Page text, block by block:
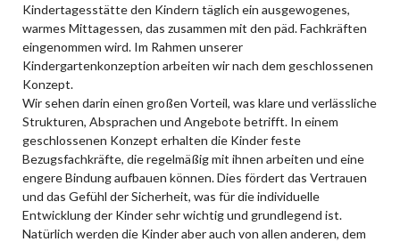
Kindertagesstätte den Kindern täglich ein ausgewogenes,
warmes Mittagessen, das zusammen mit den päd. Fachkräften
eingenommen wird. Im Rahmen unserer
Kindergartenkonzeption arbeiten wir nach dem geschlossenen
Konzept.
Wir sehen darin einen großen Vorteil, was klare und verlässliche
Strukturen, Absprachen und Angebote betrifft. In einem
geschlossenen Konzept erhalten die Kinder feste
Bezugsfachkräfte, die regelmäßig mit ihnen arbeiten und eine
engere Bindung aufbauen können. Dies fördert das Vertrauen
und das Gefühl der Sicherheit, was für die individuelle
Entwicklung der Kinder sehr wichtig und grundlegend ist.
Natürlich werden die Kinder aber auch von allen anderen, dem